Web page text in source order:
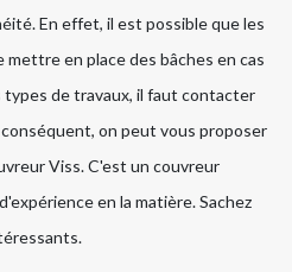
En effet, il est possible que les
en place des bâches en cas
de travaux, il faut contacter
on peut vous proposer
Viss. C'est un couvreur
en la matière. Sachez